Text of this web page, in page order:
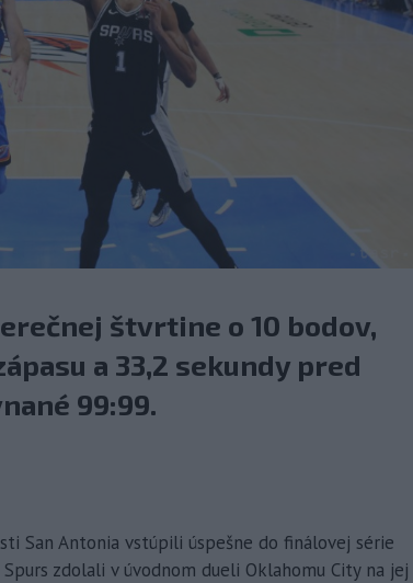
štvrtine o 10 bodov,
a 33,2 sekundy pred
99:99.
San Antonia vstúpili úspešne do finálovej série
zdolali v úvodnom dueli Oklahomu City na jej